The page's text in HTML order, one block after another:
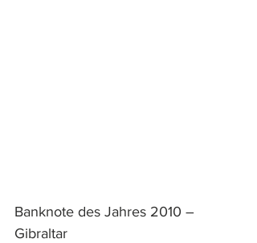
Banknote des Jahres 2010 –
Gibraltar